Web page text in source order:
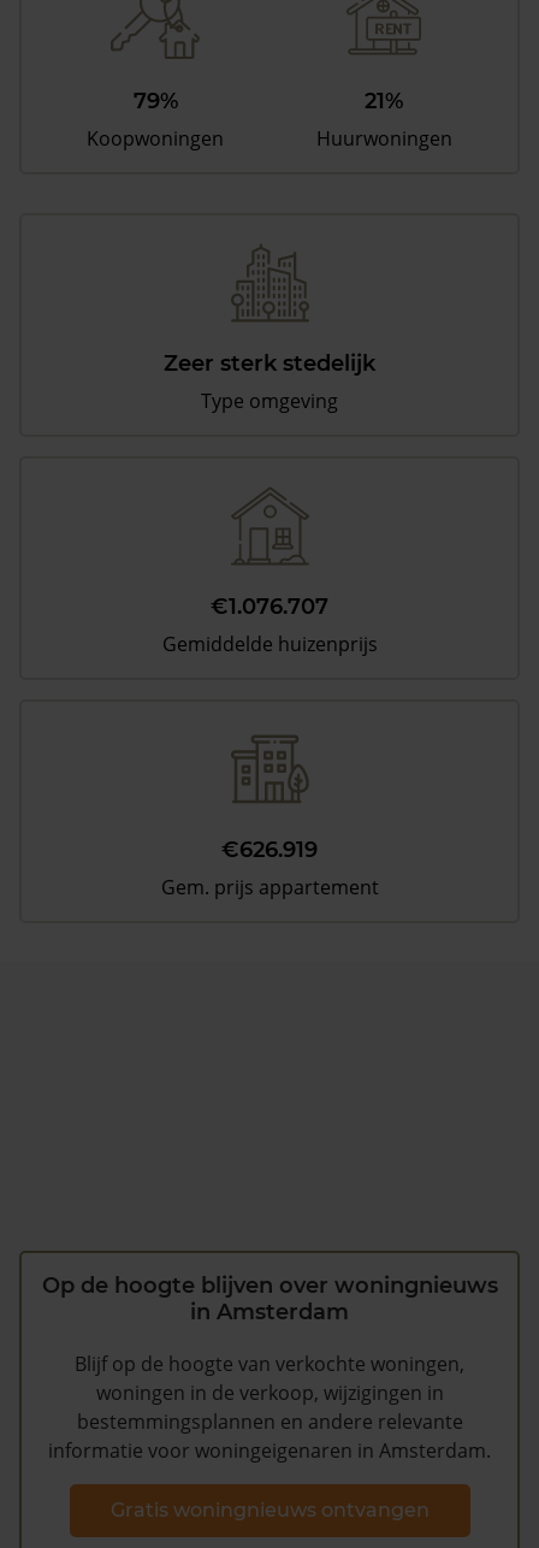
79%
Koopwoningen
21%
Huurwoningen
Zeer sterk stedelijk
Type omgeving
€1.076.707
Gemiddelde huizenprijs
€626.919
Gem. prijs appartement
Op de hoogte blijven over woningnieuws
in Amsterdam
Blijf op de hoogte van verkochte woningen,
woningen in de verkoop, wijzigingen in
bestemmingsplannen en andere relevante
informatie voor woningeigenaren in Amsterdam.
Gratis woningnieuws ontvangen